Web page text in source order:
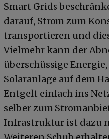
Smart Grids
darauf, Strom zum
transportieren und
Vielmehr kann der
überschüssige
Solaranlage auf dem
Entgelt einfach ins
selber zum
Infrastruktur ist dazu
Weiteren Schub